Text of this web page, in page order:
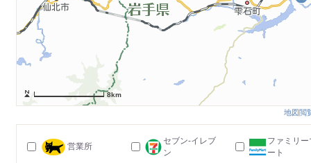
8km
地図閲
営業所
セブン-イレブ
ン
ファミリー
ート